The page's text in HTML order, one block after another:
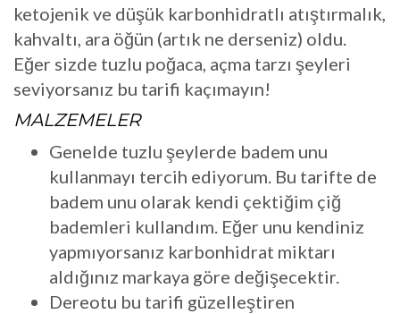
ketojenik ve düşük karbonhidratlı atıştırmalık,
kahvaltı, ara öğün (artık ne derseniz) oldu.
Eğer sizde tuzlu poğaca, açma tarzı şeyleri
seviyorsanız bu tarifi kaçımayın!
MALZEMELER
Genelde tuzlu şeylerde badem unu
kullanmayı tercih ediyorum. Bu tarifte de
badem unu olarak kendi çektiğim çiğ
bademleri kullandım. Eğer unu kendiniz
yapmıyorsanız karbonhidrat miktarı
aldığınız markaya göre değişecektir.
Dereotu bu tarifi güzelleştiren